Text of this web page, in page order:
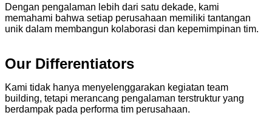
Dengan pengalaman lebih dari satu dekade, kami
memahami bahwa setiap perusahaan memiliki tantangan
unik dalam membangun kolaborasi dan kepemimpinan tim.
Our Differentiators
Kami tidak hanya menyelenggarakan kegiatan team
building, tetapi merancang pengalaman terstruktur yang
berdampak pada performa tim perusahaan.